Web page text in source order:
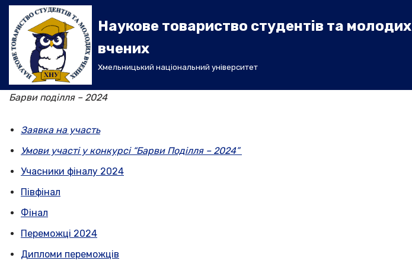
Перейти
до
вмісту
Наукове товариство студентів та молодих
вчених
Хмельницький національний університет
Барви поділля – 2024
Заявка на участь
Умови участі у конкурсі “Барви Поділля – 2024”
Учасники фіналу 2024
Півфінал
Фінал
Переможці 2024
Дипломи переможців